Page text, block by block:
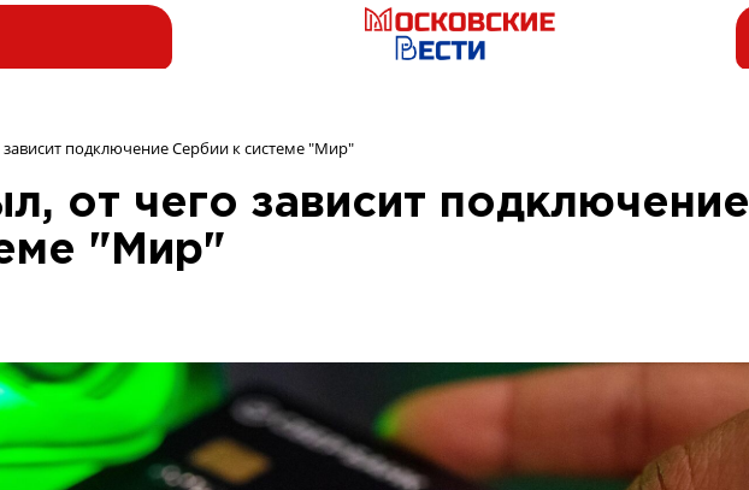
подключение Сербии к системе "Мир"
от чего зависит подключение
"Мир"